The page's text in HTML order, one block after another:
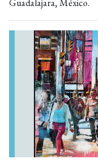
Guadalajara, México.